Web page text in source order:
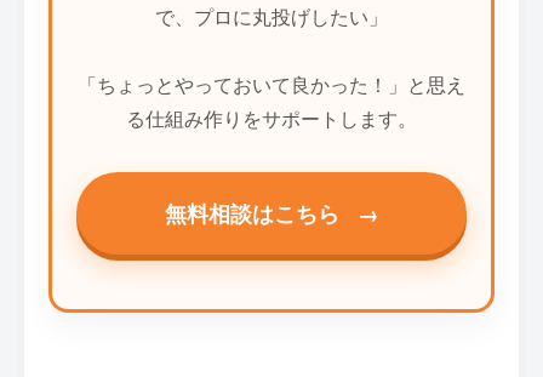
で、プロに丸投げしたい」
「ちょっとやっておいて良かった！」と思え
る仕組み作りをサポートします。
無料相談はこちら →